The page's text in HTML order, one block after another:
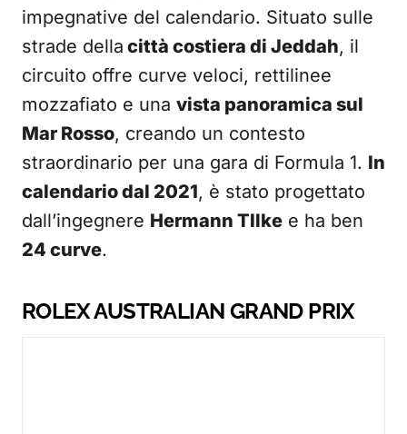
impegnative del calendario. Situato sulle
strade della città costiera di Jeddah, il
circuito offre curve veloci, rettilinee
mozzafiato e una vista panoramica sul
Mar Rosso, creando un contesto
straordinario per una gara di Formula 1. In
calendario dal 2021, è stato progettato
dall’ingegnere Hermann TIlke e ha ben
24 curve.
ROLEX AUSTRALIAN GRAND PRIX